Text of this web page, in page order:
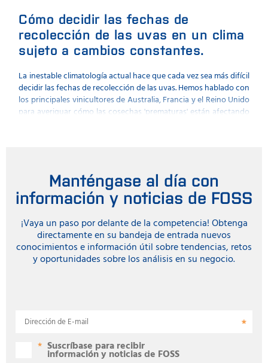
Cómo decidir las fechas de
recolección de las uvas en un clima
sujeto a cambios constantes.
La inestable climatología actual hace que cada vez sea más difícil
decidir las fechas de recolección de las uvas. Hemos hablado con
los principales vinicultores de Australia, Francia y el Reino Unido
para averiguar cómo las cosechas 'prematuras' están afectando
Manténgase al día con
información y noticias de FOSS
¡Vaya un paso por delante de la competencia! Obtenga
directamente en su bandeja de entrada nuevos
conocimientos e información útil sobre tendencias, retos
y oportunidades sobre los análisis en su negocio.
Dirección de E-mail
Suscríbase para recibir
información y noticias de FOSS